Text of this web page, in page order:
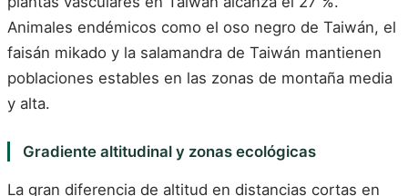
Animales endémicos como el oso negro de Taiwán, el
faisán mikado y la salamandra de Taiwán mantienen
poblaciones estables en las zonas de montaña media
y alta.
Gradiente altitudinal y zonas ecológicas
La gran diferencia de altitud en distancias cortas en